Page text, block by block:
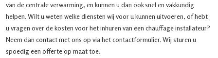
van de centrale verwarming, en kunnen u dan ook snel en vakkundig
helpen. Wilt u weten welke diensten wij voor u kunnen uitvoeren, of hebt
u vragen over de kosten voor het inhuren van een chauffage installateur?
Neem dan contact met ons op via het contactformulier. Wij sturen u
spoedig een offerte op maat toe.